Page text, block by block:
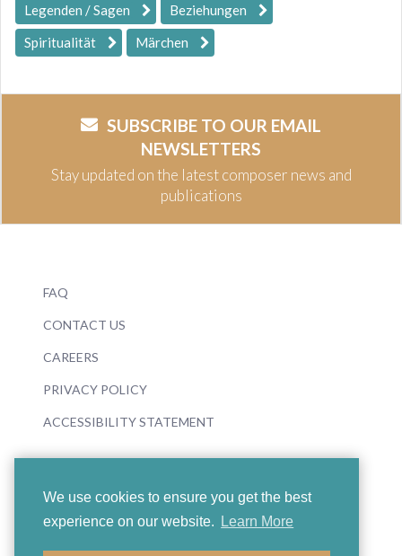
We use cookies to ensure you get the best
experience on our website.
Learn More
Legenden / Sagen
Beziehungen
Spiritualität
Märchen
SUBSCRIBE TO OUR EMAIL
NEWSLETTERS
Stay updated on the latest composer news and
publications
FAQ
CONTACT US
CAREERS
PRIVACY POLICY
ACCESSIBILITY STATEMENT